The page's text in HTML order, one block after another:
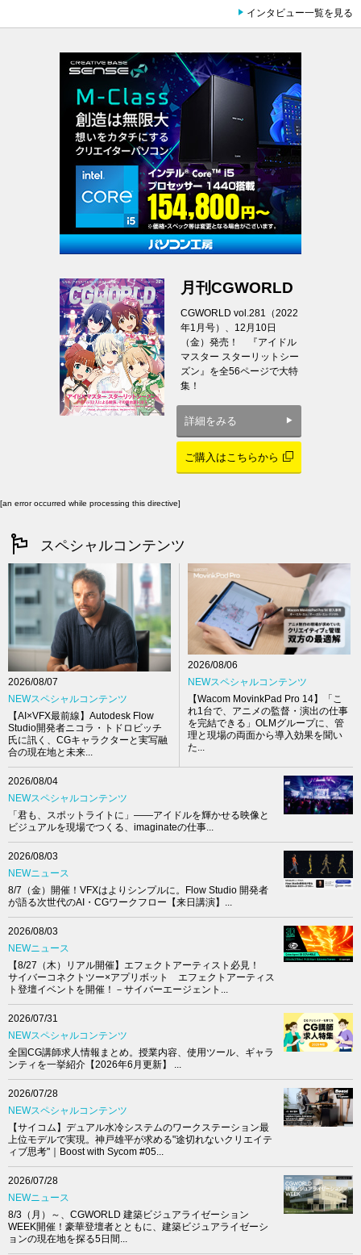
インタビュー一覧を見る
月刊CGWORLD
CGWORLD vol.281（2022
年1月号）、12月10日
（金）発売！ 『アイドル
マスター スターリットシー
ズン』を全56ページで大特
集！
詳細をみる
ご購入はこちらから
[an error occurred while processing this directive]
スペシャルコンテンツ
2026/08/07
NEWスペシャルコンテンツ
【AI×VFX最前線】Autodesk Flow
Studio開発者ニコラ・トドロビッチ
氏に訊く、CGキャラクターと実写融
合の現在地と未来...
2026/08/06
NEWスペシャルコンテンツ
【Wacom MovinkPad Pro 14】「こ
れ1台で、アニメの監督・演出の仕事
を完結できる」OLMグループに、管
理と現場の両面から導入効果を聞い
た...
2026/08/04
NEWスペシャルコンテンツ
「君も、スポットライトに」――アイドルを輝かせる映像と
ビジュアルを現場でつくる、imaginateの仕事...
2026/08/03
NEWニュース
8/7（金）開催！VFXはよりシンプルに。Flow Studio 開発者
が語る次世代のAI・CGワークフロー【来日講演】...
2026/08/03
NEWニュース
【8/27（木）リアル開催】エフェクトアーティスト必見！
サイバーコネクトツー×アプリボット エフェクトアーティス
ト登壇イベントを開催！－サイバーエージェント...
2026/07/31
NEWスペシャルコンテンツ
全国CG講師求人情報まとめ。授業内容、使用ツール、ギャラ
ンティを一挙紹介【2026年6月更新】 ...
2026/07/28
NEWスペシャルコンテンツ
【サイコム】デュアル水冷システムのワークステーション最
上位モデルで実現。神戸雄平が求める"途切れないクリエイテ
ィブ思考"｜Boost with Sycom #05...
2026/07/28
NEWニュース
8/3（月）～、CGWORLD 建築ビジュアライゼーション
WEEK開催！豪華登壇者とともに、建築ビジュアライゼーシ
ョンの現在地を探る5日間...